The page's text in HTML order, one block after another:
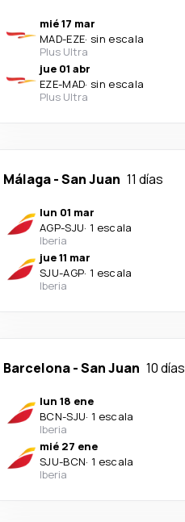
mié 17 mar
MAD-EZE· sin escala
Plus Ultra
jue 01 abr
EZE-MAD· sin escala
Plus Ultra
Málaga-San Juan 11 días
lun 01 mar
AGP-SJU· 1 escala
Iberia
jue 11 mar
SJU-AGP· 1 escala
Iberia
Barcelona-San Juan 10 días
lun 18 ene
BCN-SJU· 1 escala
Iberia
mié 27 ene
SJU-BCN· 1 escala
Iberia